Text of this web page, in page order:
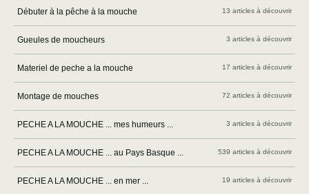
Débuter à la pêche à la mouche 13 articles à découvrir
Gueules de moucheurs 3 articles à découvrir
Materiel de peche a la mouche 17 articles à découvrir
Montage de mouches 72 articles à découvrir
PECHE A LA MOUCHE ... mes humeurs ... 3 articles à découvrir
PECHE A LA MOUCHE ... au Pays Basque ... 539 articles à découvrir
PECHE A LA MOUCHE ... en mer ... 19 articles à découvrir